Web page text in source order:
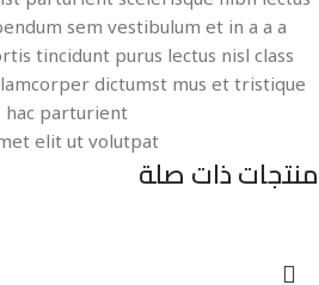
sem vestibulum et in a a a
tincidunt purus lectus nisl class
dictumst mus et tristique
parturient
elit ut volutpat.
منتجات ذات صلة